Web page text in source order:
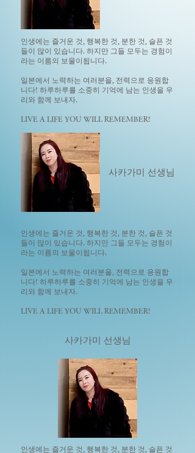
인생에는 즐거운 것, 행복한 것, 분한 것, 슬픈 것
들이 많이 있습니다. 하지만 그들 모두는 경험이
라는 이름의 보물이됩니다.
일본에서 노력하는 여러분을, 전력으로 응원합
니다! 하루하루를 소중히 기억에 남는 인생을 우
리와 함께 보내자.
LIVE A LIFE YOU WILL REMEMBER!
사카가미 선생님
인생에는 즐거운 것, 행복한 것, 분한 것, 슬픈 것
들이 많이 있습니다. 하지만 그들 모두는 경험이
라는 이름의 보물이됩니다.
일본에서 노력하는 여러분을, 전력으로 응원합
니다! 하루하루를 소중히 기억에 남는 인생을 우
리와 함께 보내자.
LIVE A LIFE YOU WILL REMEMBER!
사카가미 선생님
인생에는 즐거운 것, 행복한 것, 분한 것, 슬픈 것